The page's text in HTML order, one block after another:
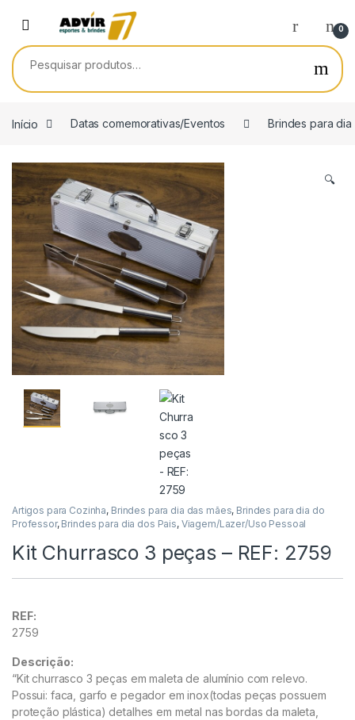
0
Pesquisar por:
Início Datas comemorativas/Eventos Brindes para dia
🔍
Artigos para Cozinha, Brindes para dia das mães, Brindes para dia do
Professor, Brindes para dia dos Pais, Viagem/Lazer/Uso Pessoal
Kit Churrasco 3 peças – REF: 2759
REF:
2759
Descrição:
“Kit churrasco 3 peças em maleta de alumínio com relevo.
Possui: faca, garfo e pegador em inox(todas peças possuem
proteção plástica) detalhes em metal nas bordas da maleta,